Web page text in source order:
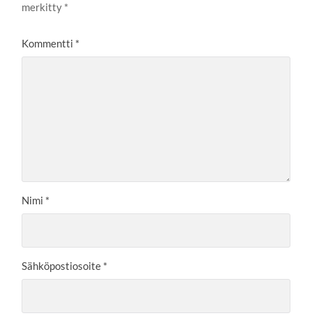
merkitty *
Kommentti *
Nimi *
Sähköpostiosoite *